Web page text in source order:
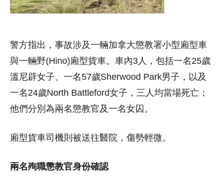
警方指出，事故涉及一輛加拿大懲教署小型廂型車
與一輛野(Hino)廂型貨車。車內3人，包括一名25歲
溫尼辟女子、一名57歲Sherwood Park男子，以及
一名24歲North Battleford女子，三人均當場死亡；
他們分別為兩名懲教官及一名女囚。
廂型貨車司機則被送往醫院，傷勢輕微。
兩名殉職懲教官身份確認